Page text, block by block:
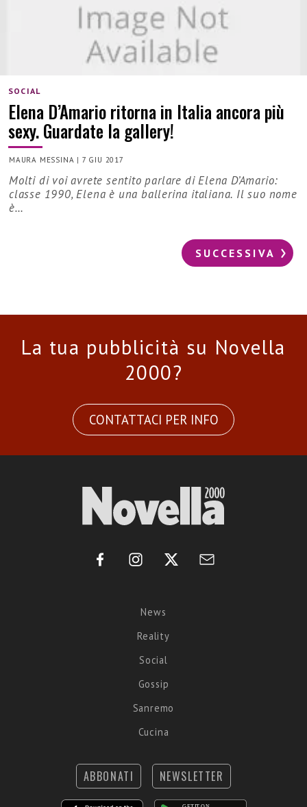
SOCIAL
Elena D’Amario ritorna in Italia ancora più
sexy. Guardate la gallery!
MAURA MESSINA | 7 GIU 2017
Molti di voi avrete sentito parlare di Elena D’Amario:
classe 1990, Elena è una ballerina italiana. Il suo nome
è…
SUCCESSIVA
La tua pubblicità su Novella
2000?
CONTATTACI PER INFO
News
Reality
Social
Gossip
Sanremo
Cucina
ABBONATI NEWSLETTER